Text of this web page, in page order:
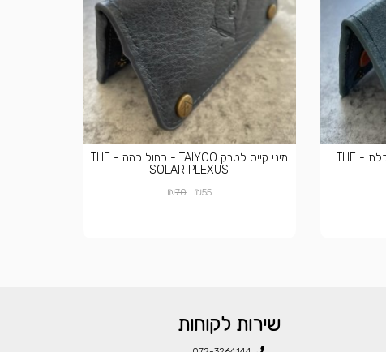
מיני קייס לטבק TAIYOO - תכלת - THE
מיני קייס לטבק TAIYOO - כחול כהה - THE
SOLAR PLEXUS
₪55
₪70
שירות לקוחות